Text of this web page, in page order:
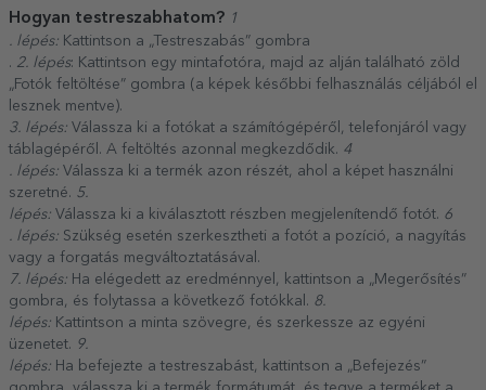
Hogyan testreszabhatom? 1
. lépés: Kattintson a „Testreszabás” gombra
. 2. lépés: Kattintson egy mintafotóra, majd az alján található zöld
„Fotók feltöltése” gombra (a képek későbbi felhasználás céljából el
lesznek mentve).
3. lépés: Válassza ki a fotókat a számítógépéről, telefonjáról vagy
táblagépéről. A feltöltés azonnal megkezdődik. 4
. lépés: Válassza ki a termék azon részét, ahol a képet használni
szeretné. 5.
lépés: Válassza ki a kiválasztott részben megjelenítendő fotót. 6
. lépés: Szükség esetén szerkesztheti a fotót a pozíció, a nagyítás
vagy a forgatás megváltoztatásával.
7. lépés: Ha elégedett az eredménnyel, kattintson a „Megerősítés”
gombra, és folytassa a következő fotókkal. 8.
lépés: Kattintson a minta szövegre, és szerkessze az egyéni
üzenetet. 9.
lépés: Ha befejezte a testreszabást, kattintson a „Befejezés”